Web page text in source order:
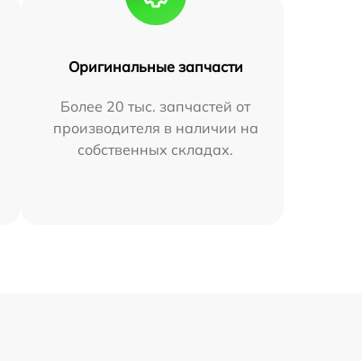
Оригинальные запчасти
Более 20 тыс. запчастей от
производителя в наличии на
собственных складах.